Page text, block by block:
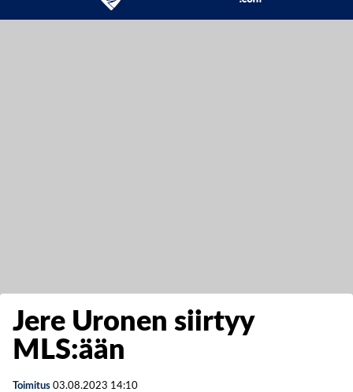
Jere Uronen siirtyy
MLS:ään
Toimitus 03.08.2023 14:10